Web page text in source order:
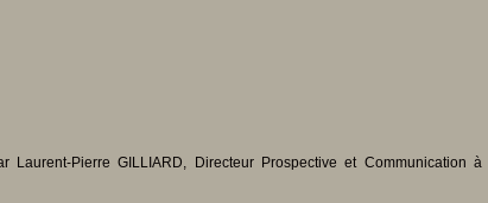
Pierre GILLIARD, Directeur Prospective et Communication à